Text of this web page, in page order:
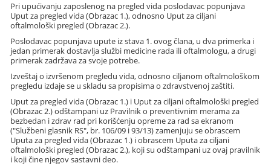
Pri upućivanju zaposlenog na pregled vida poslodavac popunjava
Uput za pregled vida (Obrazac 1.), odnosno Uput za ciljani
oftalmološki pregled (Obrazac 2.).
Poslodavac popunjava upute iz stava 1. ovog člana, u dva primerka i
jedan primerak dostavlja službi medicine rada ili oftalmologu, a drugi
primerak zadržava za svoje potrebe.
Izveštaj o izvršenom pregledu vida, odnosno ciljanom oftalmološkom
pregledu izdaje se u skladu sa propisima o zdravstvenoj zaštiti.
Uput za pregled vida (Obrazac 1.) i Uput za ciljani oftalmološki pregled
(Obrazac 2.) odštampani uz Pravilnik o preventivnim merama za
bezbedan i zdrav rad pri korišćenju opreme za rad sa ekranom
("Službeni glasnik RS", br. 106/09 i 93/13) zamenjuju se obrascem
Uputa za pregled vida (Obrazac 1.) i obrascem Uputa za ciljani
oftalmološki pregled (Obrazac 2.), koji su odštampani uz ovaj pravilnik
i koji čine njegov sastavni deo.